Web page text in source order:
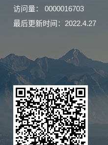
访问量： 0000016703
最后更新时间： 2022.4.27